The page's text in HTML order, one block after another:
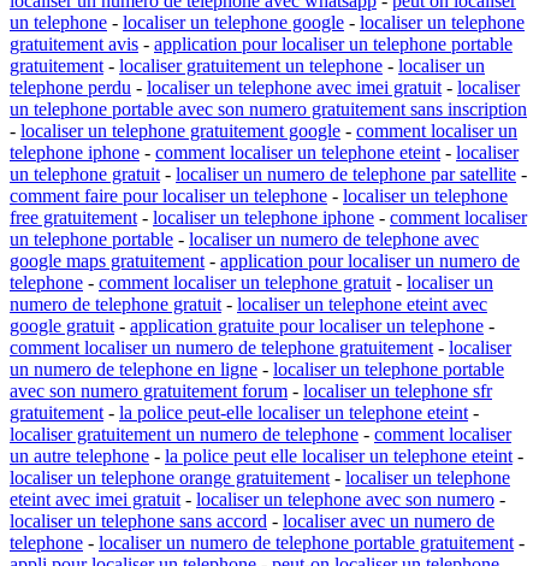
un telephone - localiser un telephone google - localiser un telephone
gratuitement avis - application pour localiser un telephone portable
gratuitement - localiser gratuitement un telephone - localiser un
telephone perdu - localiser un telephone avec imei gratuit - localiser
un telephone portable avec son numero gratuitement sans inscription
- localiser un telephone gratuitement google - comment localiser un
telephone iphone - comment localiser un telephone eteint - localiser
un telephone gratuit - localiser un numero de telephone par satellite -
comment faire pour localiser un telephone - localiser un telephone
free gratuitement - localiser un telephone iphone - comment localiser
un telephone portable - localiser un numero de telephone avec
google maps gratuitement - application pour localiser un numero de
telephone - comment localiser un telephone gratuit - localiser un
numero de telephone gratuit - localiser un telephone eteint avec
google gratuit - application gratuite pour localiser un telephone -
comment localiser un numero de telephone gratuitement - localiser
un numero de telephone en ligne - localiser un telephone portable
avec son numero gratuitement forum - localiser un telephone sfr
gratuitement - la police peut-elle localiser un telephone eteint -
localiser gratuitement un numero de telephone - comment localiser
un autre telephone - la police peut elle localiser un telephone eteint -
localiser un telephone orange gratuitement - localiser un telephone
eteint avec imei gratuit - localiser un telephone avec son numero -
localiser un telephone sans accord - localiser avec un numero de
telephone - localiser un numero de telephone portable gratuitement -